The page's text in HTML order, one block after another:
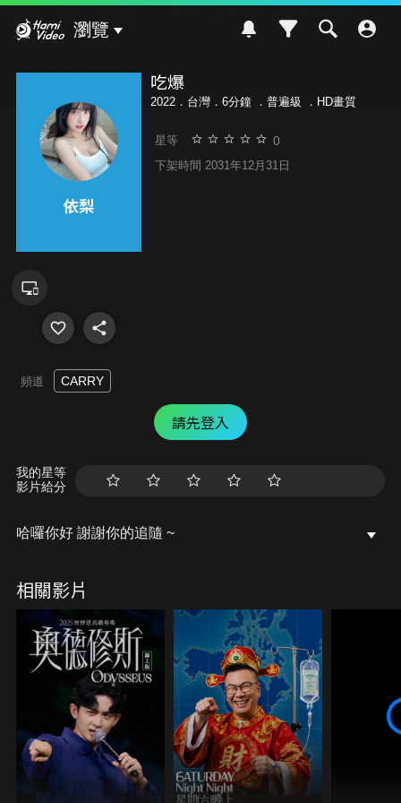
瀏覽
吃爆
2022．台灣．6分鐘 ． 普遍級 ．HD畫質
星等 0
下架時間 2031年12月31日
頻道 CARRY
請先登入
我的星等
影片給分
哈囉你好 謝謝你的追隨 ~
相關影片